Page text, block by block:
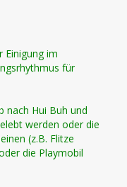
Einigung im
für
nach Hui Buh und
werden oder die
(z.B. Flitze
die Playmobil